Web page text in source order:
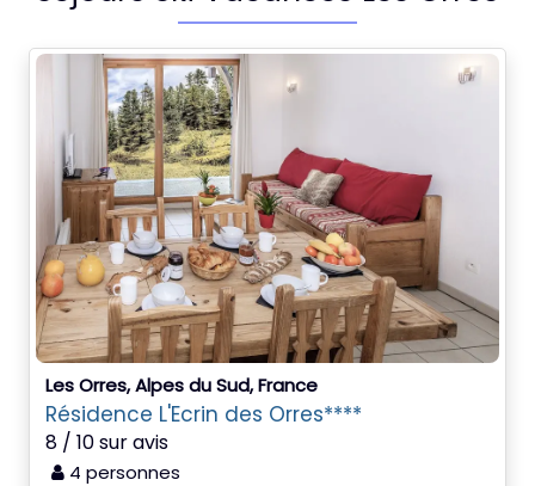
Les Orres, Alpes du Sud, France
Résidence L'Ecrin des Orres****
8 / 10 sur avis
4 personnes